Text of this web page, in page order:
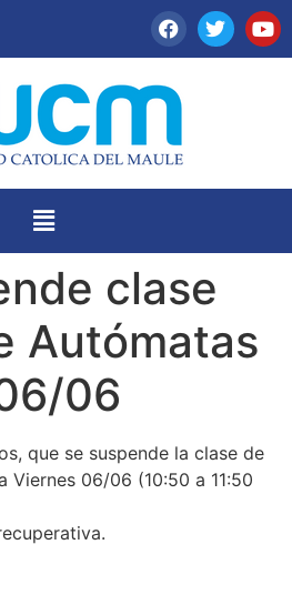
clase
Autómatas
06
que se suspende la clase de
Viernes 06/06 (10:50 a 11:50